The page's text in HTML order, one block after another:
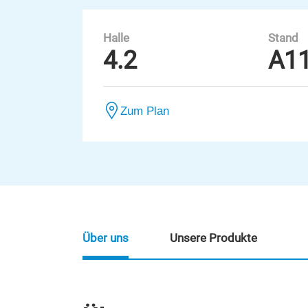
Halle
4.2
Stand
Zum Plan
Über uns Unsere Produkte